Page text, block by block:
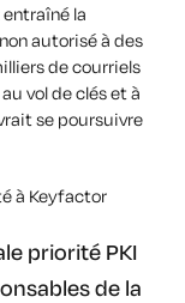
la
autorisé à des
de courriels
vol de clés et à
se poursuivre
à Keyfactor
priorité PKI
de la